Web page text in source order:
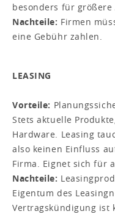
besonders für größere
Nachteile: Firmen
eine Gebühr zahlen.
LEASING
Vorteile:
Stets aktuelle
Hardware. Leasing
also keinen Einfluss
Firma. Eignet sich für
Nachteile:
Eigentum des
Vertragskündigung ist